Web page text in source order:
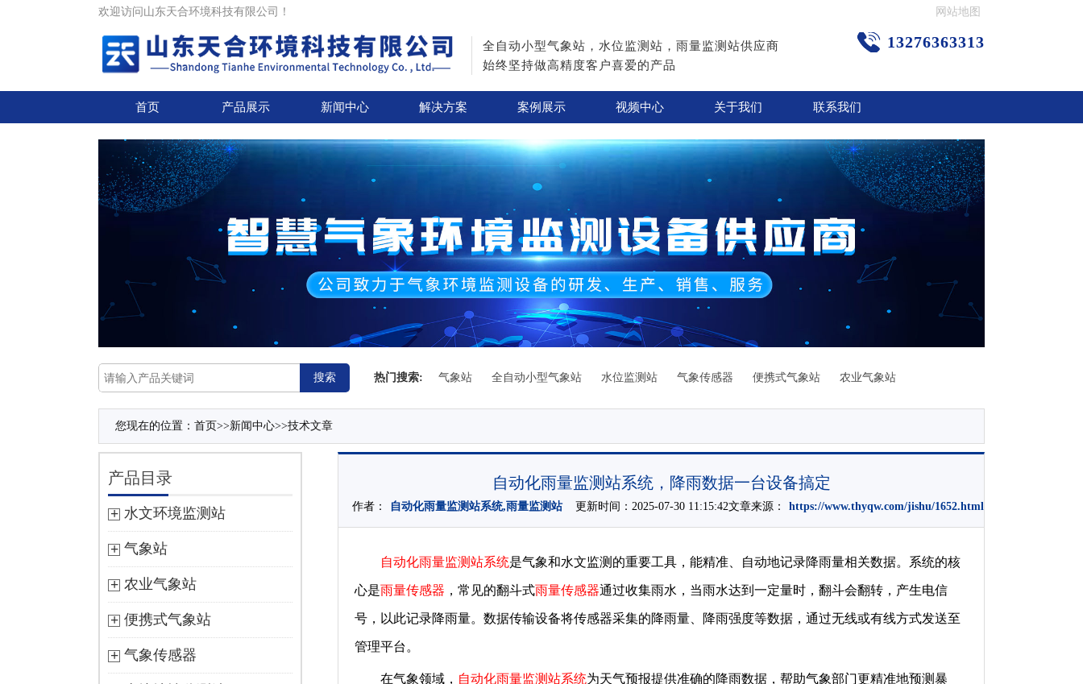
欢迎访问山东天合环境科技有限公司！ 网站地图
全自动小型气象站，水位监测站，雨量监测站供应商
始终坚持做高精度客户喜爱的产品
13276363313
首页 产品展示 新闻中心 解决方案 案例展示 视频中心 关于我们 联系我们
热门搜索: 气象站 全自动小型气象站 水位监测站 气象传感器 便携式气象站 农业气象站
您现在的位置： 首页>>新闻中心>>技术文章
产品目录
水文环境监测站
气象站
农业气象站
便携式气象站
气象传感器
自动化雨量监测站系统，降雨数据一台设备搞定
作者： 自动化雨量监测站系统,雨量监测站更新时间：2025-07-30 11:15:42文章来源： https://www.thyqw.com/jishu/1652.html
自动化雨量监测站系统是气象和水文监测的重要工具，能精准、自动地记录降雨量相关数据。系统的核
心是雨量传感器 ，常见的翻斗式雨量传感器通过收集雨水，当雨水达到一定量时，翻斗会翻转，产生电信
号，以此记录降雨量。数据传输设备将传感器采集的降雨量、降雨强度等数据，通过无线或有线方式发送至
管理平台。
在气象领域， 自动化雨量监测站系统为天气预报提供准确的降雨数据，帮助气象部门更精准地预测暴